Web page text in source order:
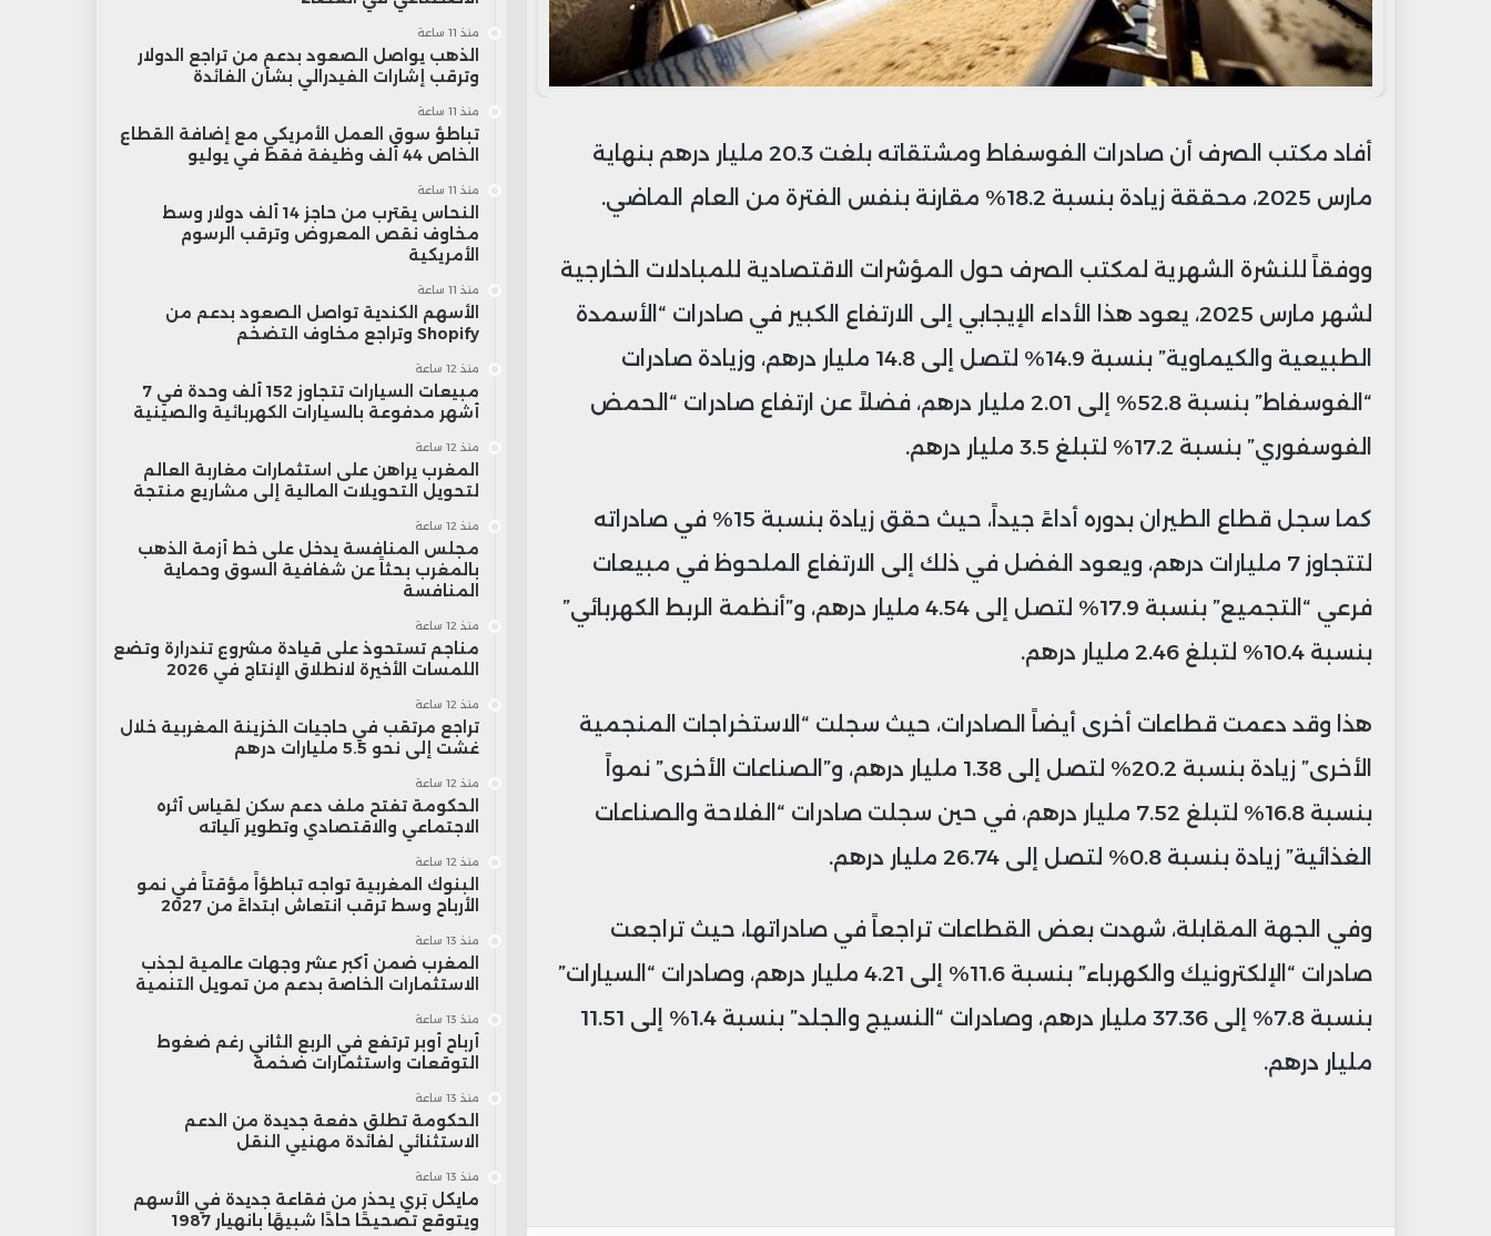
أفاد مكتب الصرف أن صادرات الفوسفاط ومشتقاته بلغت 20.3 مليار درهم بنهاية
مارس 2025، محققة زيادة بنسبة 18.2% مقارنة بنفس الفترة من العام الماضي.
ووفقاً للنشرة الشهرية لمكتب الصرف حول المؤشرات الاقتصادية للمبادلات الخارجية
لشهر مارس 2025، يعود هذا الأداء الإيجابي إلى الارتفاع الكبير في صادرات “الأسمدة
الطبيعية والكيماوية” بنسبة 14.9% لتصل إلى 14.8 مليار درهم، وزيادة صادرات
“الفوسفاط” بنسبة 52.8% إلى 2.01 مليار درهم، فضلاً عن ارتفاع صادرات “الحمض
الفوسفوري” بنسبة 17.2% لتبلغ 3.5 مليار درهم.
كما سجل قطاع الطيران بدوره أداءً جيداً، حيث حقق زيادة بنسبة 15% في صادراته
لتتجاوز 7 مليارات درهم، ويعود الفضل في ذلك إلى الارتفاع الملحوظ في مبيعات
فرعي “التجميع” بنسبة 17.9% لتصل إلى 4.54 مليار درهم، و”أنظمة الربط الكهربائي”
بنسبة 10.4% لتبلغ 2.46 مليار درهم.
هذا وقد دعمت قطاعات أخرى أيضاً الصادرات، حيث سجلت “الاستخراجات المنجمية
الأخرى” زيادة بنسبة 20.2% لتصل إلى 1.38 مليار درهم، و”الصناعات الأخرى” نمواً
بنسبة 16.8% لتبلغ 7.52 مليار درهم، في حين سجلت صادرات “الفلاحة والصناعات
الغذائية” زيادة بنسبة 0.8% لتصل إلى 26.74 مليار درهم.
وفي الجهة المقابلة، شهدت بعض القطاعات تراجعاً في صادراتها، حيث تراجعت
صادرات “الإلكترونيك والكهرباء” بنسبة 11.6% إلى 4.21 مليار درهم، وصادرات “السيارات”
بنسبة 7.8% إلى 37.36 مليار درهم، وصادرات “النسيج والجلد” بنسبة 1.4% إلى 11.51
مليار درهم.
منذ 11 ساعة
الذهب يواصل الصعود بدعم من تراجع الدولار
وترقب إشارات الفيدرالي بشأن الفائدة
منذ 11 ساعة
تباطؤ سوق العمل الأمريكي مع إضافة القطاع
الخاص 44 ألف وظيفة فقط في يوليو
منذ 11 ساعة
النحاس يقترب من حاجز 14 ألف دولار وسط
مخاوف نقص المعروض وترقب الرسوم
الأمريكية
منذ 11 ساعة
الأسهم الكندية تواصل الصعود بدعم من
Shopify وتراجع مخاوف التضخم
منذ 12 ساعة
مبيعات السيارات تتجاوز 152 ألف وحدة في 7
أشهر مدفوعة بالسيارات الكهربائية والصينية
منذ 12 ساعة
المغرب يراهن على استثمارات مغاربة العالم
لتحويل التحويلات المالية إلى مشاريع منتجة
منذ 12 ساعة
مجلس المنافسة يدخل على خط أزمة الذهب
بالمغرب بحثاً عن شفافية السوق وحماية
المنافسة
منذ 12 ساعة
مناجم تستحوذ على قيادة مشروع تندرارة وتضع
اللمسات الأخيرة لانطلاق الإنتاج في 2026
منذ 12 ساعة
تراجع مرتقب في حاجيات الخزينة المغربية خلال
غشت إلى نحو 5.5 مليارات درهم
منذ 12 ساعة
الحكومة تفتح ملف دعم سكن لقياس أثره
الاجتماعي والاقتصادي وتطوير آلياته
منذ 12 ساعة
البنوك المغربية تواجه تباطؤاً مؤقتاً في نمو
الأرباح وسط ترقب انتعاش ابتداءً من 2027
منذ 13 ساعة
المغرب ضمن أكبر عشر وجهات عالمية لجذب
الاستثمارات الخاصة بدعم من تمويل التنمية
منذ 13 ساعة
أرباح أوبر ترتفع في الربع الثاني رغم ضغوط
التوقعات واستثمارات ضخمة
منذ 13 ساعة
الحكومة تطلق دفعة جديدة من الدعم
الاستثنائي لفائدة مهنيي النقل
منذ 13 ساعة
مايكل بَري يحذر من فقاعة جديدة في الأسهم
ويتوقع تصحيحًا حادًا شبيهًا بانهيار 1987